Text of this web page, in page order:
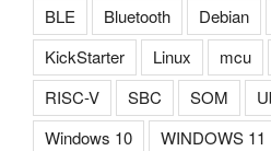
BLE
Bluetooth Debian
KickStarter
Linux mcu
RISC-V
SBC SOM
Windows 10
WINDOWS 11